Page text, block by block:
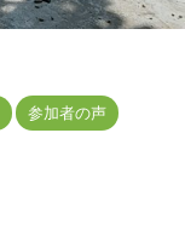
参加者の声